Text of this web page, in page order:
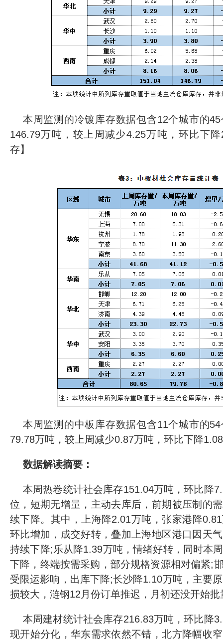
本周监测的冷镀库存数据包含12个城市的
146.79万吨，较上周减少4.25万吨，环比下
存】
本周监测的中板库存数据包含11个城市的
79.78万吨，较上周减少0.87万吨，环比下降
数据解读摘要：
本周热卷统计社会库存151.04万吨，环比降
位，短期无增量，主动去库后，前期被压制的
续下降。其中，上海降2.01万吨，张家港降
环比增加，成交好转，叠加上海地区港口因天
持续下降;乐从降1.39万吨，情绪好转，同时本
下降，终端按需采购，部分规格资源相对偏紧;
受限运影响，出库下降;长沙降1.10万吨，主要
损较大，涟钢12月份订单推迟，月初还没开始批
本周建材统计社会库存216.83万吨，环比降
现开始分化，华东需求依然不错，北方降幅收